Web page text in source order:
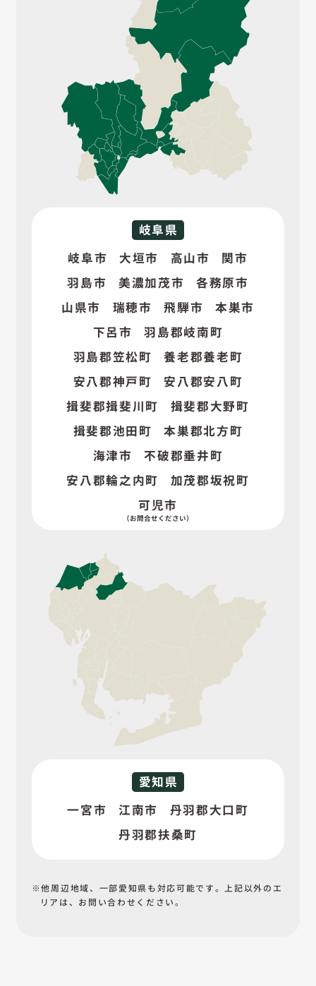
岐阜県
岐阜市
大垣市 高山市
関市
羽島市
美濃加茂市
各務原市
山県市
瑞穂市 飛騨市
本巣市
下呂市
羽島郡岐南町
羽島郡笠松町
養老郡養老町
安八郡神戸町
安八郡安八町
揖斐郡揖斐川町
揖斐郡大野町
揖斐郡池田町
本巣郡北方町
海津市
不破郡垂井町
安八郡輪之内町
加茂郡坂祝町
可児市
愛知県
一宮市
江南市
丹羽郡大口町
丹羽郡扶桑町
他周辺地域、一部愛知県も対応可能です。上記以外の エ
リアは、お問い合わせください。